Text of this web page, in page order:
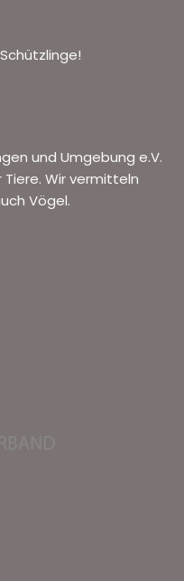
und Umgebung e.V.
Wir vermitteln
Vögel.